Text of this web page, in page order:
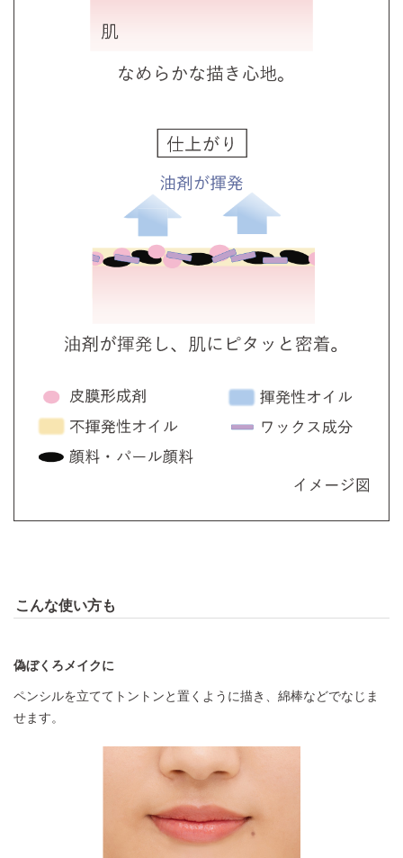
こんな使い方も
偽ぼくろメイクに
ペンシルを立ててトントンと置くように描き、綿棒などでなじま
せます。